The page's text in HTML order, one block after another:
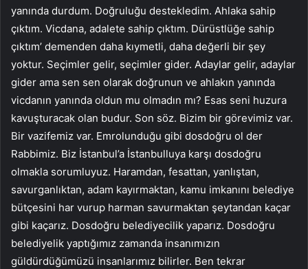
yanında durdum. Doğruluğu destekledim. Ahlaka sahip
çıktım. Vicdana, adalete sahip çıktım. Dürüstlüğe sahip
çıktım’ demenden daha kıymetli, daha değerli bir şey
yoktur. Seçimler gelir, seçimler gider. Adaylar gelir, adaylar
gider ama sen sen olarak doğrunun ve ahlakın yanında
vicdanın yanında oldun mu olmadın mı? Esas seni huzura
kavuşturacak olan budur. Son söz. Bizim bir görevimiz var.
Bir vazifemiz var. Emrolunduğu gibi dosdoğru ol der
Rabbimiz. Biz İstanbul’a İstanbulluya karşı dosdoğru
olmakla sorumluyuz. Haramdan, fesattan, yanlıştan,
savurganlıktan, adam kayırmaktan, kamu imkanını belediye
bütçesini har vurup harman savurmaktan şeytandan kaçar
gibi kaçarız. Dosdoğru belediyecilik yaparız. Dosdoğru
belediyelik yaptığımız zamanda insanımızın
güldürdüğümüzü insanlarımız bilirler. Ben tekrar